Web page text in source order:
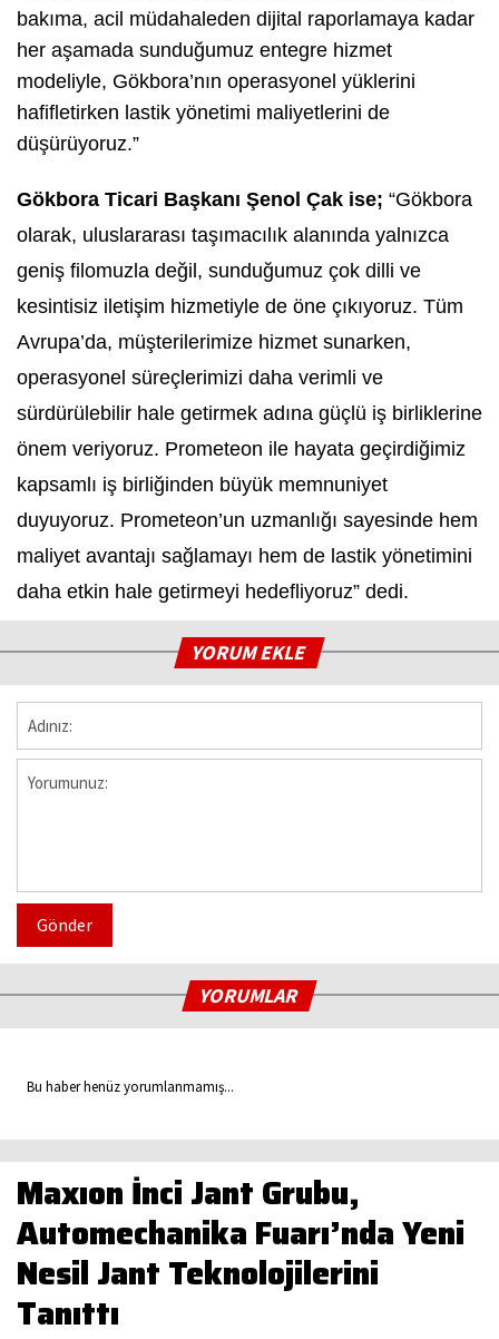
bakıma, acil müdahaleden dijital raporlamaya kadar
her aşamada sunduğumuz entegre hizmet
modeliyle, Gökbora’nın operasyonel yüklerini
hafifletirken lastik yönetimi maliyetlerini de
düşürüyoruz.”
Gökbora Ticari Başkanı Şenol Çak ise; “Gökbora
olarak, uluslararası taşımacılık alanında yalnızca
geniş filomuzla değil, sunduğumuz çok dilli ve
kesintisiz iletişim hizmetiyle de öne çıkıyoruz. Tüm
Avrupa’da, müşterilerimize hizmet sunarken,
operasyonel süreçlerimizi daha verimli ve
sürdürülebilir hale getirmek adına güçlü iş birliklerine
önem veriyoruz. Prometeon ile hayata geçirdiğimiz
kapsamlı iş birliğinden büyük memnuniyet
duyuyoruz. Prometeon’un uzmanlığı sayesinde hem
maliyet avantajı sağlamayı hem de lastik yönetimini
daha etkin hale getirmeyi hedefliyoruz” dedi.
YORUM EKLE
Gönder
YORUMLAR
Bu haber henüz yorumlanmamış...
Maxıon İnci Jant Grubu,
Automechanika Fuarı’nda Yeni
Nesil Jant Teknolojilerini
Tanıttı